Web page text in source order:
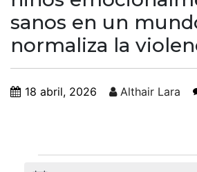
sanos en un
normaliza la
18 abril, 2026 Althair Lara